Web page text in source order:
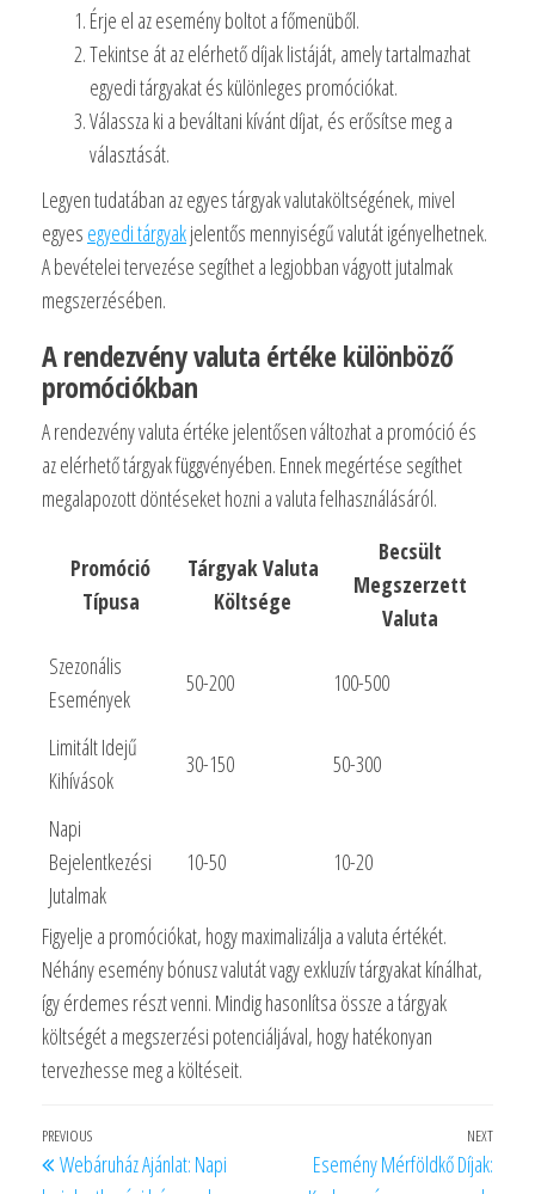
Érje el az esemény boltot a főmenüből.
Tekintse át az elérhető díjak listáját, amely tartalmazhat
egyedi tárgyakat és különleges promóciókat.
Válassza ki a beváltani kívánt díjat, és erősítse meg a
választását.
Legyen tudatában az egyes tárgyak valutaköltségének, mivel
egyes egyedi tárgyakjelentős mennyiségű valutát igényelhetnek.
A bevételei tervezése segíthet a legjobban vágyott jutalmak
megszerzésében.
A rendezvény valuta értéke különböző
promóciókban
A rendezvény valuta értéke jelentősen változhat a promóció és
az elérhető tárgyak függvényében. Ennek megértése segíthet
megalapozott döntéseket hozni a valuta felhasználásáról.
Promóció
Típusa
Tárgyak Valuta
Költsége
Becsült
Megszerzett
Valuta
Szezonális
Események
50-200 100-500
Limitált Idejű
Kihívások
30-150 50-300
Napi
Bejelentkezési
Jutalmak
10-50 10-20
Figyelje a promóciókat, hogy maximalizálja a valuta értékét.
Néhány esemény bónusz valutát vagy exkluzív tárgyakat kínálhat,
így érdemes részt venni. Mindig hasonlítsa össze a tárgyak
költségét a megszerzési potenciáljával, hogy hatékonyan
tervezhesse meg a költéseit.
Post
navigation
Previous
Post
PREVIOUS
Webáruház Ajánlat: Napi
Next
NEXT
Esemény Mérföldkő Díjak: